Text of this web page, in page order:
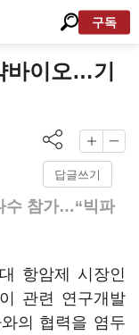
구독
바이오…기
답글쓰기
수 참가…“빅파
항암제 시장인
관련 연구개발
의 협력을 염두